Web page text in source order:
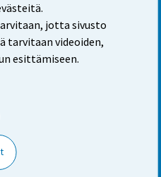
jotta sivusto
tarvitaan videoiden,
esittämiseen.